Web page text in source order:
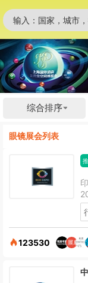
输入：国家，城市
综合排序
眼镜展会列表
123530